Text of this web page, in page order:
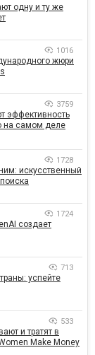
одну и ту же
1016
жюри
3759
эффективность
на самом деле
1728
искусственный
1724
создает
713
успейте
533
и тратят в
Make Money